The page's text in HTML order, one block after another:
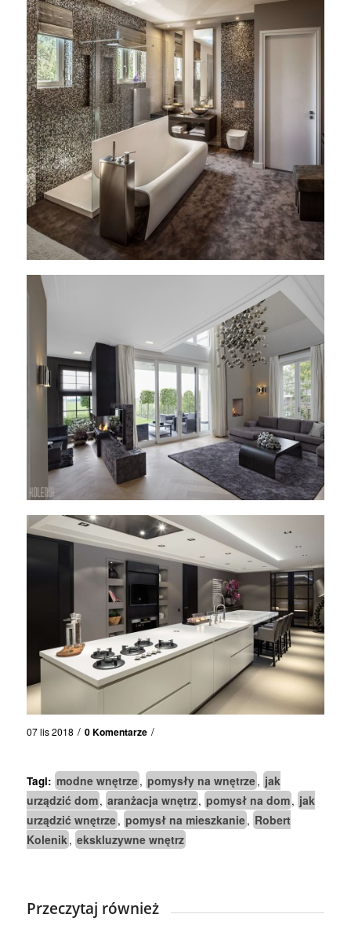
07 lis 2018 / 0 Komentarze /
Tagi: modne wnętrze, pomysły na wnętrze, jak
urządzić dom, aranżacja wnętrz, pomysł na dom, jak
urządzić wnętrze, pomysł na mieszkanie, Robert
Kolenik, ekskluzywne wnętrz
Przeczytaj również